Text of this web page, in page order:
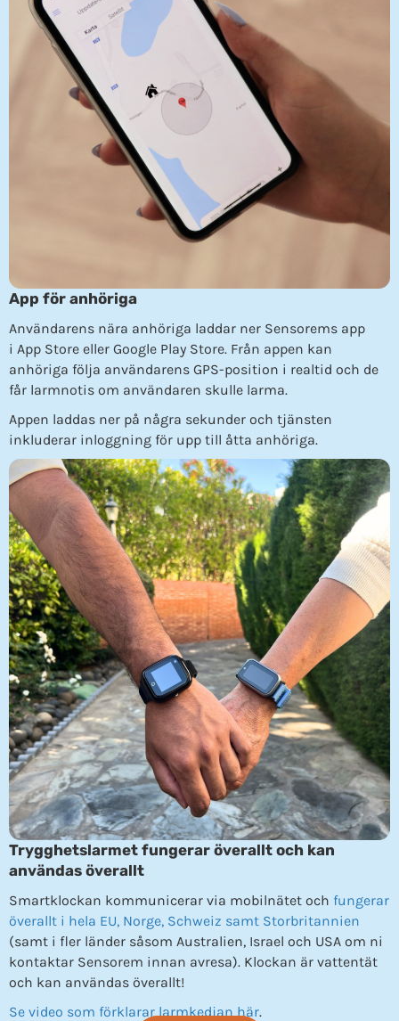
App för anhöriga
Användarens nära anhöriga laddar ner Sensorems app
i App Store eller Google Play Store. Från appen kan
anhöriga följa användarens GPS-position i realtid och de
får larmnotis om användaren skulle larma.
Appen laddas ner på några sekunder och tjänsten
inkluderar inloggning för upp till åtta anhöriga.
Trygghetslarmet fungerar överallt och kan
användas överallt
Smartklockan kommunicerar via mobilnätet och fungerar
överallt i hela EU, Norge, Schweiz samt Storbritannien
(samt i fler länder såsom Australien, Israel och USA om ni
kontaktar Sensorem innan avresa). Klockan är vattentät
och kan användas överallt!
Se video som förklarar larmkedjan här.